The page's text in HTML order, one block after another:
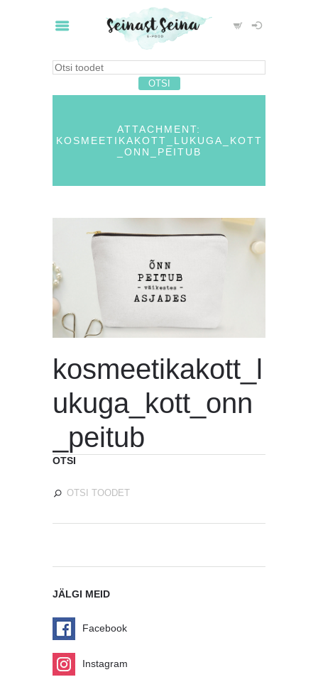
ATTACHMENT:
KOSMEETIKAKOTT_LUKUGA_KOTT
_ONN_PEITUB
kosmeetikakott_l
ukuga_kott_onn
_peitub
OTSI
JÄLGI MEID
Facebook
Instagram